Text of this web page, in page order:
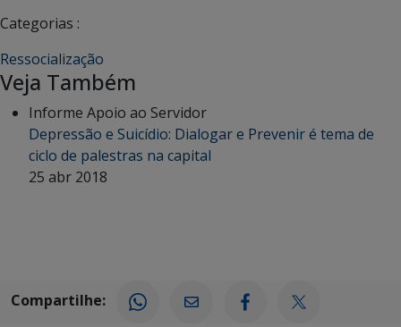
Categorias :
Ressocialização
Veja Também
Informe Apoio ao Servidor
Depressão e Suicídio: Dialogar e Prevenir é tema de
ciclo de palestras na capital
25 abr 2018
Compartilhe: